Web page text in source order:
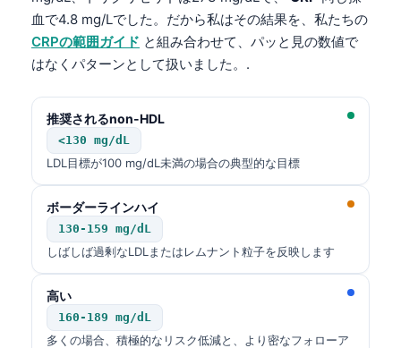
血で4.8 mg/Lでした。だから私はその結果を、私たちの
CRPの範囲ガイド と組み合わせて、パッと見の数値で
はなくパターンとして扱いました。.
推奨されるnon-HDL
<130 mg/dL
LDL目標が100 mg/dL未満の場合の典型的な目標
ボーダーラインハイ
130-159 mg/dL
しばしば過剰なLDLまたはレムナント粒子を反映します
高い
160-189 mg/dL
多くの場合、積極的なリスク低減と、より密なフォローア
አማርኛ
Українська
O‘zbekcha
Català
Қазақ тілі
Suomi
Hrvatski
Slovenčina
كوردی‎
پښتو
سنڌي
සිංහල